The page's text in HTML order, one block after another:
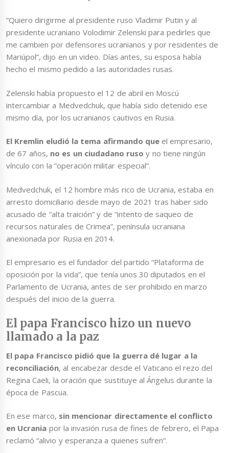
“Quiero dirigirme al presidente ruso Vladimir Putin y al
presidente ucraniano Volodimir Zelenski para pedirles que
me cambien por defensores ucranianos y por residentes de
Mariúpol”, dijo en un video. Días antes, su esposa había
hecho el mismo pedido a las autoridades rusas.
Zelenski había propuesto el 12 de abril en Moscú
intercambiar a Medvedchuk, que había sido detenido ese
mismo día, por los ucranianos cautivos en Rusia.
El Kremlin eludió la tema afirmando queel empresario,
de 67 años, no es un ciudadano ruso y no tiene ningún
vínculo con la “operación militar especial”.
Medvedchuk, el 12 hombre más rico de Ucrania, estaba en
arresto domiciliario desde mayo de 2021 tras haber sido
acusado de “alta traición” y de “intento de saqueo de
recursos naturales de Crimea”, península ucraniana
anexionada por Rusia en 2014.
El empresario es el fundador del partido “Plataforma de
oposición por la vida”, que tenía unos 30 diputados en el
Parlamento de Ucrania, antes de ser prohibido en marzo
después del inicio de la guerra.
El papa Francisco hizo un nuevo
llamado a la paz
El papa Francisco pidió que la guerra dé lugar a la
reconciliación, al encabezar desde el Vaticano el rezo del
Regina Caeli, la oración que sustituye al Ángelus durante la
época de Pascua.
En ese marco, sin mencionar directamente el conflicto
en Ucrania por la invasión rusa de fines de febrero, el Papa
reclamó “alivio y esperanza a quienes sufren”.